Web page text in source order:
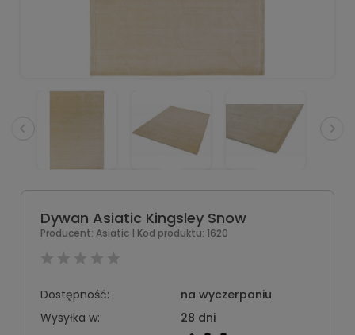
Dywan Asiatic Kingsley Snow
Producent: Asiatic | Kod produktu: 1620
Dostępność:
na wyczerpaniu
Wysyłka w:
28 dni